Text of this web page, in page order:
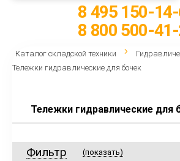
8 495 150-
8 800 500-
Каталог складской техники
Тележки гидравлические для бочек
Тележки гидравлические для
Фильтр (показать)